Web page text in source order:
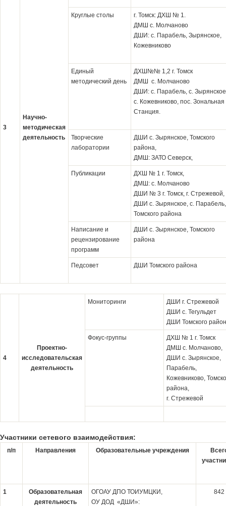
3
Научно-
методическая
деятельность
Круглые столы
г. Томск: ДХШ № 1.
ДМШ с. Молчаново
ДШИ: с. Парабель, Зырянское,
Кожевниково
Единый
методический день
ДХШ№№ 1,2 г. Томск
ДМШ с. Молчаново
ДШИ: с. Парабель, с.
с. Кожевниково, пос. Зональная
Станция.
Творческие
лаборатории
ДШИ с. Зырянское, Томского
района,
ДМШ: ЗАТО Северск,
Публикации
ДХШ № 1 г. Томск,
ДМШ: с. Молчаново
ДШИ № 3 г. Томск, г. Стрежевой,
ДШИ с. Зырянское, с. Парабель,
Томского района
Написание и
рецензирование
программ
ДШИ с. Зырянское, Томского
района
Педсовет ДШИ Томского района
4
Проектно-
исследовательская
деятельность
Мониторинги
ДШИ г. Стрежевой
ДШИ с. Тегульдет
ДШИ Томского
Фокус-группы
ДХШ № 1 г. Томск
ДМШ с. Молчаново,
ДШИ с. Зырянское,
Парабель,
Кожевниково,
района,
г. Стрежевой
Участники сетевого взаимодействия:
п/п Направления Образовательные учреждения
1
Образовательная
деятельность
ОГОАУ ДПО ТОИУМЦКИ,
ОУ ДОД «ДШИ»:
842